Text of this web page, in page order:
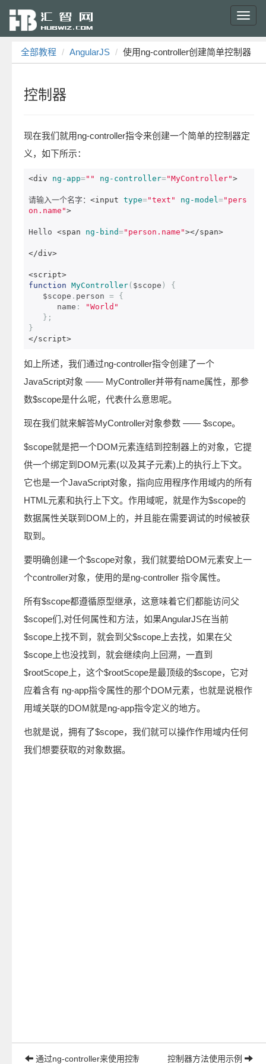
全部教程 AngularJS 使用ng-controller创建简单控制器
控制器
现在我们就用ng-controller指令来创建一个简单的控制器定
义，如下所示：
<div ng-app="" ng-controller="MyController">
请输入一个名字： <input type="text" ng-model="pers
on.name">
Hello <span ng-bind="person.name"></span>
</div>
<script>
function MyController( $scope )
{
   $scope
. person = {
      name
:
"World"
};
}
</script>
如上所述，我们通过ng-controller指令创建了一个
JavaScript对象 —— MyController并带有name属性，那参
数$scope是什么呢，代表什么意思呢。
现在我们就来解答MyController对象参数 —— $scope。
$scope就是把一个DOM元素连结到控制器上的对象，它提
供一个绑定到DOM元素(以及其子元素)上的执行上下文。
它也是一个JavaScript对象，指向应用程序作用域内的所有
HTML元素和执行上下文。作用域呢，就是作为$scope的
数据属性关联到DOM上的，并且能在需要调试的时候被获
取到。
要明确创建一个$scope对象，我们就要给DOM元素安上一
个controller对象，使用的是ng-controller 指令属性。
所有$scope都遵循原型继承，这意味着它们都能访问父
$scope们,对任何属性和方法，如果AngularJS在当前
$scope上找不到，就会到父$scope上去找，如果在父
$scope上也没找到，就会继续向上回溯，一直到
$rootScope上，这个$rootScope是最顶级的$scope，它对
应着含有 ng-app指令属性的那个DOM元素，也就是说根作
用域关联的DOM就是ng-app指令定义的地方。
也就是说，拥有了$scope，我们就可以操作作用域内任何
我们想要获取的对象数据。
通过ng-controller来使用控制器 控制器方法使用示例